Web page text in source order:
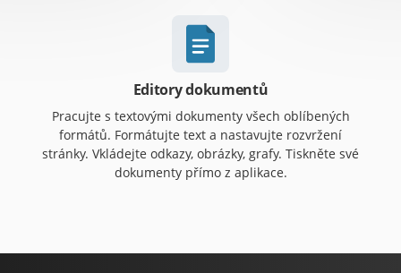
Editory dokumentů
Pracujte s textovými dokumenty všech oblíbených
formátů. Formátujte text a nastavujte rozvržení
stránky. Vkládejte odkazy, obrázky, grafy. Tiskněte své
dokumenty přímo z aplikace.